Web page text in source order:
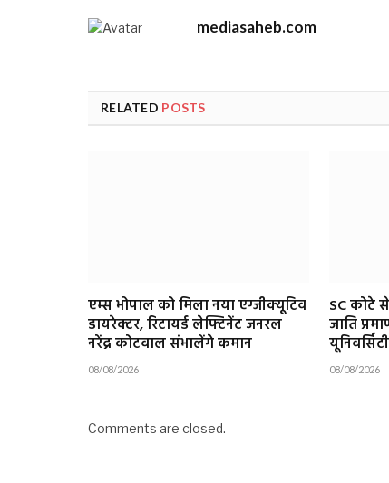
mediasaheb.com
RELATED POSTS
एम्स भोपाल को मिला नया एग्जीक्यूटिव
डायरेक्टर, रिटायर्ड लेफ्टिनेंट जनरल
नरेंद्र कोटवाल संभालेंगे कमान
08/08/2026
SC कोटे
जाति
08/08/2026
Comments are closed.